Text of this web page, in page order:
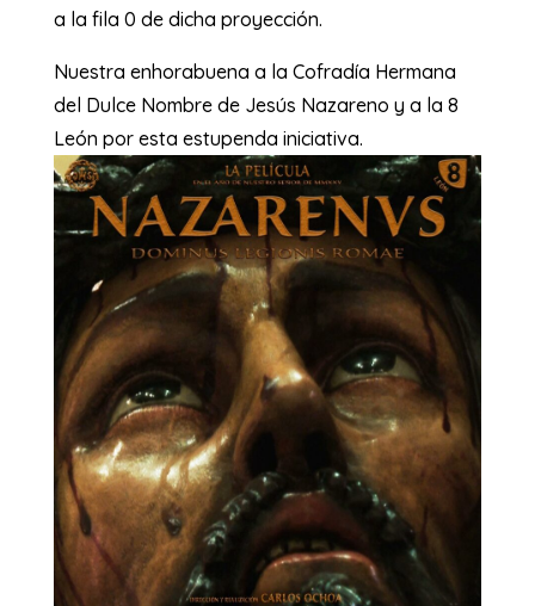
a la fila 0 de dicha proyección.
Nuestra enhorabuena a la Cofradía Hermana
del Dulce Nombre de Jesús Nazareno y a la 8
León por esta estupenda iniciativa.